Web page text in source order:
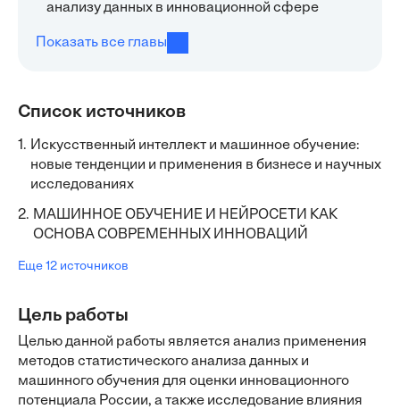
анализу данных в инновационной сфере
Показать все главы
Список источников
1. Искусственный интеллект и машинное обучение:
новые тенденции и применения в бизнесе и научных
исследованиях
2. МАШИННОЕ ОБУЧЕНИЕ И НЕЙРОСЕТИ КАК
ОСНОВА СОВРЕМЕННЫХ ИННОВАЦИЙ
Еще 12 источников
Цель работы
Целью данной работы является анализ применения
методов статистического анализа данных и
машинного обучения для оценки инновационного
потенциала России, а также исследование влияния